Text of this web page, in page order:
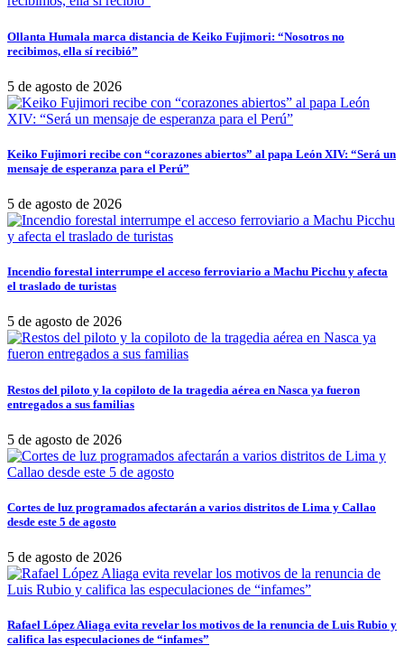
Ollanta Humala marca distancia de Keiko Fujimori: “Nosotros no
recibimos, ella sí recibió”
5 de agosto de 2026
Keiko Fujimori recibe con “corazones abiertos” al papa León XIV: “Será un
mensaje de esperanza para el Perú”
5 de agosto de 2026
Incendio forestal interrumpe el acceso ferroviario a Machu Picchu y afecta
el traslado de turistas
5 de agosto de 2026
Restos del piloto y la copiloto de la tragedia aérea en Nasca ya fueron
entregados a sus familias
5 de agosto de 2026
Cortes de luz programados afectarán a varios distritos de Lima y Callao
desde este 5 de agosto
5 de agosto de 2026
Rafael López Aliaga evita revelar los motivos de la renuncia de Luis Rubio y
califica las especulaciones de “infames”